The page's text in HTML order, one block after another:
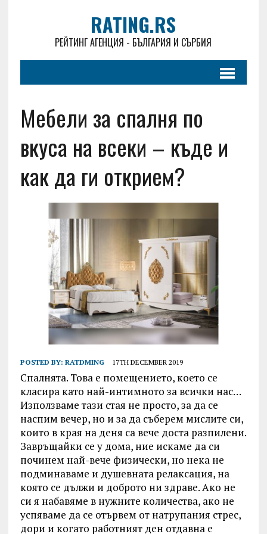
RATING.RS
РЕЙТИНГ АГЕНЦИЯ - БЪЛГАРИЯ И СЪРБИЯ
Мебели за спалня по
вкуса на всеки – къде и
как да ги открием?
POSTED BY: RATDMING 17TH DECEMBER 2019
Спалнята. Това е помещението, което се
класира като най-интимното за всички нас…
Използваме тази стая не просто, за да се
наспим вечер, но и за да съберем мислите си,
които в края на деня са вече доста разпилени.
Завръщайки се у дома, ние искаме да си
починем най-вече физически, но нека не
подминаваме и душевната релаксация, на
която се дължи и доброто ни здраве. Ако не
си я набавяме в нужните количества, ако не
успяваме да се отървем от натрупания стрес,
дори и когато работният ден отдавна е